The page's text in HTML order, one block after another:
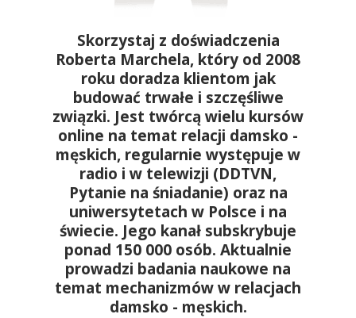
Skorzystaj z doświadczenia
Roberta Marchela, który od 2008
roku doradza klientom jak
budować trwałe i szczęśliwe
związki. Jest twórcą wielu kursów
online na temat relacji damsko -
męskich, regularnie występuje w
radio i w telewizji (DDTVN,
Pytanie na śniadanie) oraz na
uniwersytetach w Polsce i na
świecie. Jego kanał subskrybuje
ponad 150 000 osób. Aktualnie
prowadzi badania naukowe na
temat mechanizmów w relacjach
damsko - męskich.